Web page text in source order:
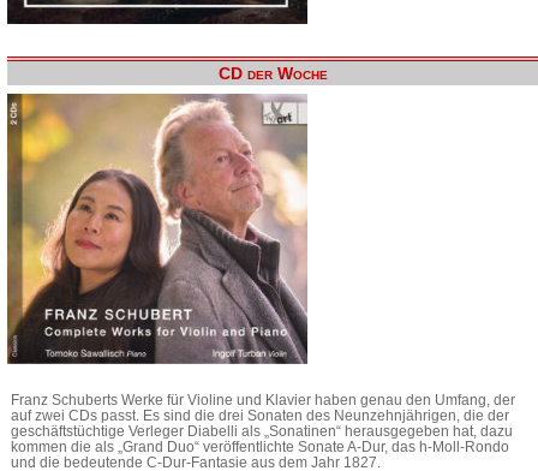
CD der Woche
Franz Schuberts Werke für Violine und Klavier haben genau den Umfang, der
auf zwei CDs passt. Es sind die drei Sonaten des Neunzehnjährigen, die der
geschäftstüchtige Verleger Diabelli als „Sonatinen“ herausgegeben hat, dazu
kommen die als „Grand Duo“ veröffentlichte Sonate A-Dur, das h-Moll-Rondo
und die bedeutende C-Dur-Fantasie aus dem Jahr 1827.